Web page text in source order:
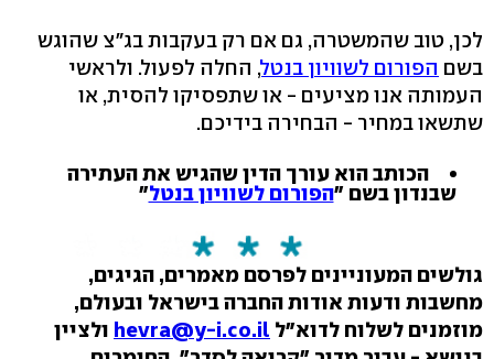
לכן, טוב שהמשטרה, גם אם רק בעקבות בג"צ שהוגש
בשם הפורום לשוויון בנטל, החלה לפעול. ולראשי
העמותה אנו מציעים - או שתפסיקו להסית, או
שתשאו במחיר - הבחירה בידיכם.
הכותב הוא עורך הדין שהגיש את העתירה
שבנדון בשם "הפורום לשוויון בנטל"
גולשים המעוניינים לפרסם מאמרים, הגיגים,
מחשבות ודעות אודות החברה בישראל ובעולם,
מוזמנים לשלוח לדוא"ל hevra@y-i.co.il ולציין